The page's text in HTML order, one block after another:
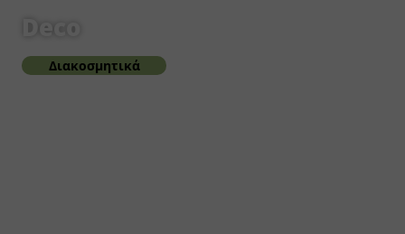
Deco
Διακοσμητικά